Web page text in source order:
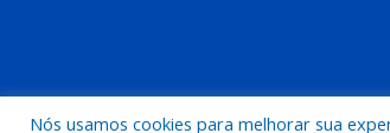
Nós usamos cookies para melhorar sua